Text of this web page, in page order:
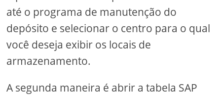
até o programa de manutenção do
depósito e selecionar o centro para o qual
você deseja exibir os locais de
armazenamento.
A segunda maneira é abrir a tabela SAP